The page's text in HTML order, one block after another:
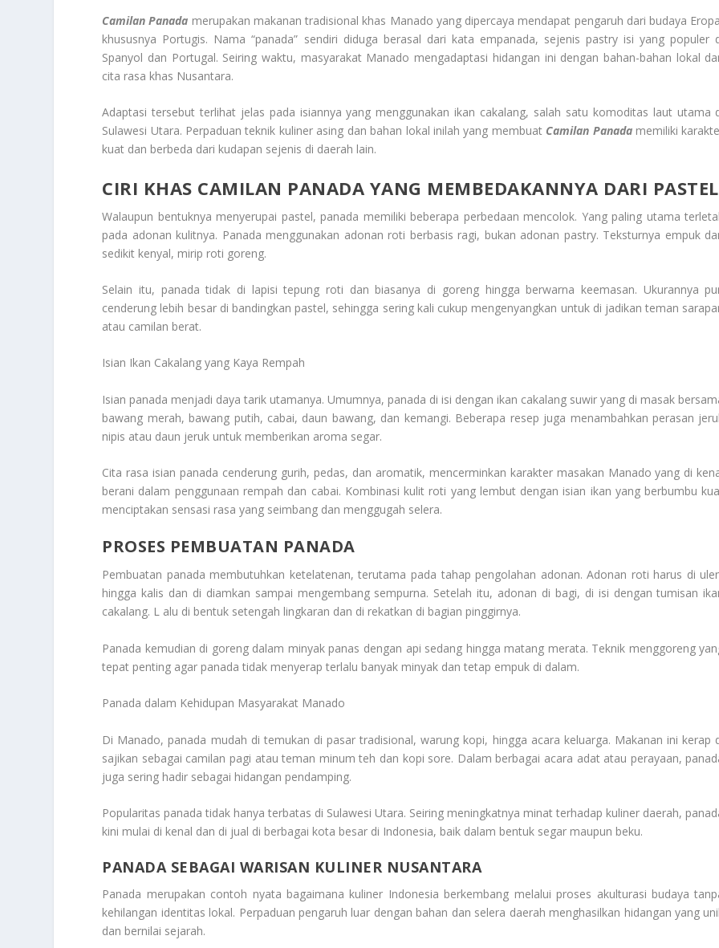
Camilan Panada merupakan makanan tradisional khas Manado yang dipercaya mendapat pengaruh dari budaya
khususnya Portugis. Nama “panada” sendiri diduga berasal dari kata empanada, sejenis pastry isi yang populer
Spanyol dan Portugal. Seiring waktu, masyarakat Manado mengadaptasi hidangan ini dengan bahan-bahan lokal
cita rasa khas Nusantara.
Adaptasi tersebut terlihat jelas pada isiannya yang menggunakan ikan cakalang, salah satu komoditas laut utama
Sulawesi Utara. Perpaduan teknik kuliner asing dan bahan lokal inilah yang membuat Camilan Panadamemiliki
kuat dan berbeda dari kudapan sejenis di daerah lain.
CIRI KHAS CAMILAN PANADA YANG MEMBEDAKANNYA DARI PASTEL
Walaupun bentuknya menyerupai pastel, panada memiliki beberapa perbedaan mencolok. Yang paling utama
pada adonan kulitnya. Panada menggunakan adonan roti berbasis ragi, bukan adonan pastry. Teksturnya empuk
sedikit kenyal, mirip roti goreng.
Selain itu, panada tidak di lapisi tepung roti dan biasanya di goreng hingga berwarna keemasan. Ukurannya
cenderung lebih besar di bandingkan pastel, sehingga sering kali cukup mengenyangkan untuk di jadikan teman
atau camilan berat.
Isian Ikan Cakalang yang Kaya Rempah
Isian panada menjadi daya tarik utamanya. Umumnya, panada di isi dengan ikan cakalang suwir yang di masak
bawang merah, bawang putih, cabai, daun bawang, dan kemangi. Beberapa resep juga menambahkan perasan
nipis atau daun jeruk untuk memberikan aroma segar.
Cita rasa isian panada cenderung gurih, pedas, dan aromatik, mencerminkan karakter masakan Manado yang di
berani dalam penggunaan rempah dan cabai. Kombinasi kulit roti yang lembut dengan isian ikan yang berbumbu
menciptakan sensasi rasa yang seimbang dan menggugah selera.
PROSES PEMBUATAN PANADA
Pembuatan panada membutuhkan ketelatenan, terutama pada tahap pengolahan adonan. Adonan roti harus di
hingga kalis dan di diamkan sampai mengembang sempurna. Setelah itu, adonan di bagi, di isi dengan tumisan
cakalang. L alu di bentuk setengah lingkaran dan di rekatkan di bagian pinggirnya.
Panada kemudian di goreng dalam minyak panas dengan api sedang hingga matang merata. Teknik menggoreng
tepat penting agar panada tidak menyerap terlalu banyak minyak dan tetap empuk di dalam.
Panada dalam Kehidupan Masyarakat Manado
Di Manado, panada mudah di temukan di pasar tradisional, warung kopi, hingga acara keluarga. Makanan ini kerap
sajikan sebagai camilan pagi atau teman minum teh dan kopi sore. Dalam berbagai acara adat atau perayaan,
juga sering hadir sebagai hidangan pendamping.
Popularitas panada tidak hanya terbatas di Sulawesi Utara. Seiring meningkatnya minat terhadap kuliner daerah,
kini mulai di kenal dan di jual di berbagai kota besar di Indonesia, baik dalam bentuk segar maupun beku.
PANADA SEBAGAI WARISAN KULINER NUSANTARA
Panada merupakan contoh nyata bagaimana kuliner Indonesia berkembang melalui proses akulturasi budaya
kehilangan identitas lokal. Perpaduan pengaruh luar dengan bahan dan selera daerah menghasilkan hidangan yang
dan bernilai sejarah.